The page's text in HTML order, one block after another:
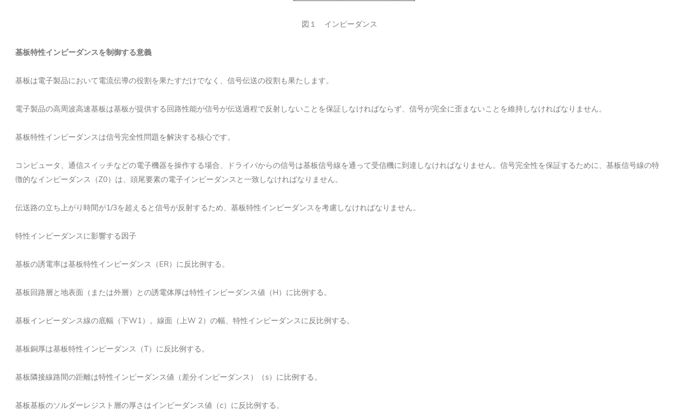
図１ インピーダンス
基板特性インピーダンスを制御する意義
基板は電子製品において電流伝導の役割を果たすだけでなく、信号伝送の役割も果たします。
電子製品の高周波高速基板は基板が提供する回路性能が信号が伝送過程で反射しないことを保証しなければならず、信号が完全に歪まないことを維持しなければなりません。
基板特性インピーダンスは信号完全性問題を解決する核心です。
コンピュータ、通信スイッチなどの電子機器を操作する場合、ドライバからの信号は基板信号線を通って受信機に到達しなければなりません。信号完全性を保証するために、基板信号線の特
徴的なインピーダンス（Z0）は、頭尾要素の電子インピーダンスと一致しなければなりません。
伝送路の立ち上がり時間が1/3を超えると信号が反射するため、基板特性インピーダンスを考慮しなければなりません。
特性インピーダンスに影響する因子
基板の誘電率は基板特性インピーダンス（ER）に反比例する。
基板回路層と地表面（または外層）との誘電体厚は特性インピーダンス値（H）に比例する。
基板インピーダンス線の底幅（下W1）。線面（上W 2）の幅、特性インピーダンスに反比例する。
基板銅厚は基板特性インピーダンス（T）に反比例する 。
基板隣接線路間の距離は特性インピーダンス値（差分インピーダンス）（s）に比例する 。
基板基板のソルダーレジスト層の厚さはインピーダンス値（c）に反比例する。